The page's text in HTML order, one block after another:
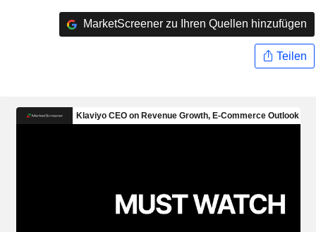
MarketScreener zu Ihren Quellen hinzufügen
Teilen